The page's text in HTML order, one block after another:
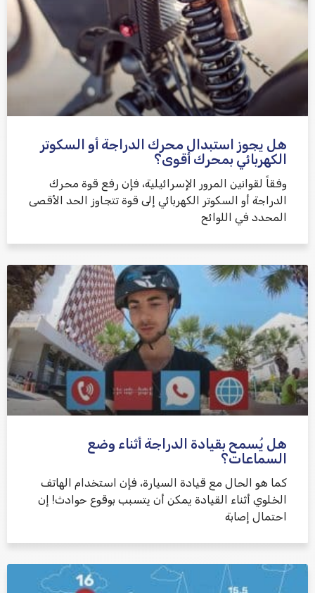
هل يجوز استبدال محرك الدراجة أو السكوتر
الكهربائي بمحرك أقوى؟
وفقاً لقوانين المرور الإسرائيلية، فإن رفع قوة محرك
الدراجة أو السكوتر الكهربائي إلى قوة تتجاوز الحد الأقصى
المحدد في اللوائح
هل يُسمح بقيادة الدراجة أثناء وضع
السماعات؟
كما هو الحال مع قيادة السيارة، فإن استخدام الهاتف
الخلوي أثناء القيادة يمكن أن يتسبب بوقوع حوادث! إن
احتمال إصابة